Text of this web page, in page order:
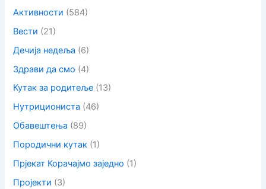
Активности (584)
Вести (21)
Дечија недеља (6)
Здрави да смо (4)
Кутак за родитеље (13)
Нутрициониста (46)
Обавештења (89)
Породични кутак (1)
Прјекат Корачајмо заједно (1)
Пројекти (3)